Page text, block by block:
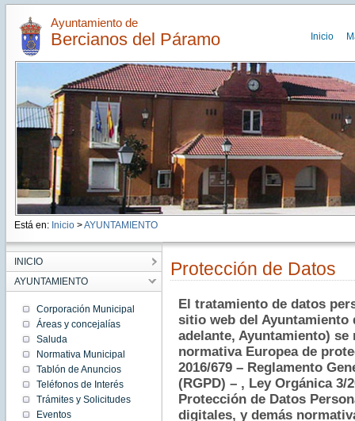
Ayuntamiento de
Bercianos del Páramo Inicio
Está en: Inicio >AYUNTAMIENTO
INICIO
AYUNTAMIENTO
Corporación Municipal
Áreas y concejalías
Saluda
Normativa Municipal
Tablón de Anuncios
Teléfonos de Interés
Trámites y Solicitudes
Eventos
Protección de Datos
El tratamiento de datos
sitio web del Ayuntamiento
adelante, Ayuntamiento)
normativa Europea de
2016/679 – Reglamento
(RGPD) – , Ley Orgánica 3/
Protección de Datos
digitales, y demás